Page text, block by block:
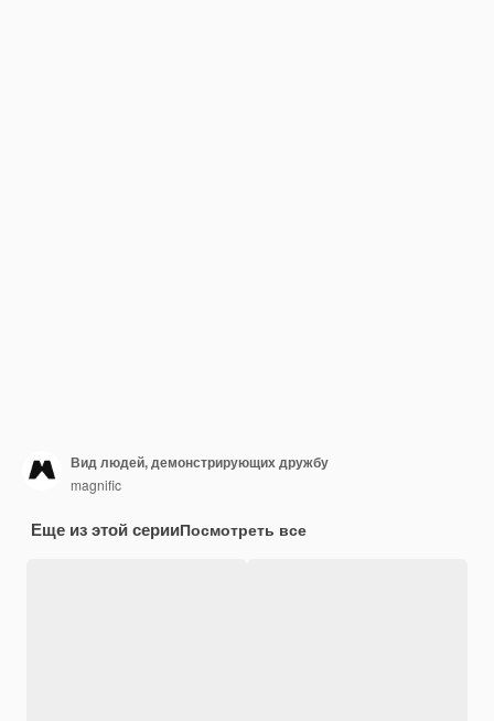
Вид людей, демонстрирующих дружбу
magnific
Еще из этой серииПосмотреть все